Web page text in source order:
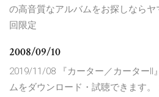
の高音質なアルバムをお探しなら
回限定
2008/09/10
2019/11/08 『カーター／カーターII
ムをダウンロード・試聴できます